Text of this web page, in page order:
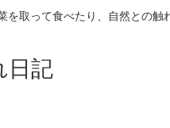
取って食べたり、自然との触
日記